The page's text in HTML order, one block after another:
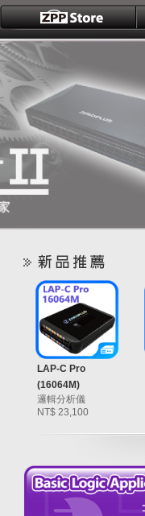
LAP-C Pro
(16064M)
邏輯分析儀
NT$ 23,100